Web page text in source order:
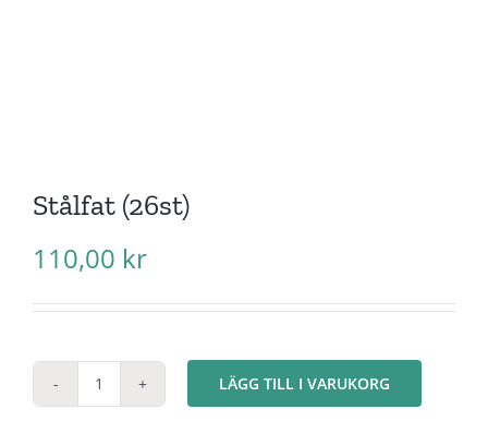
Stålfat (26st)
110,00 kr
Stålfat
LÄGG TILL I VARUKORG